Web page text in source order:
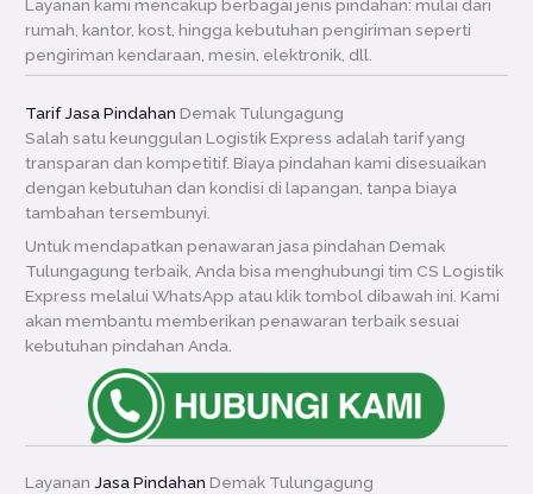
Layanan kami mencakup berbagai jenis pindahan: mulai dari
rumah, kantor, kost, hingga kebutuhan pengiriman seperti
pengiriman kendaraan, mesin, elektronik, dll.
Tarif Jasa Pindahan Demak Tulungagung
Salah satu keunggulan Logistik Express adalah tarif yang
transparan dan kompetitif. Biaya pindahan kami disesuaikan
dengan kebutuhan dan kondisi di lapangan, tanpa biaya
tambahan tersembunyi.
Untuk mendapatkan penawaran jasa pindahan Demak
Tulungagung terbaik, Anda bisa menghubungi tim CS Logistik
Express melalui WhatsApp atau klik tombol dibawah ini. Kami
akan membantu memberikan penawaran terbaik sesuai
kebutuhan pindahan Anda.
Layanan Jasa Pindahan Demak Tulungagung